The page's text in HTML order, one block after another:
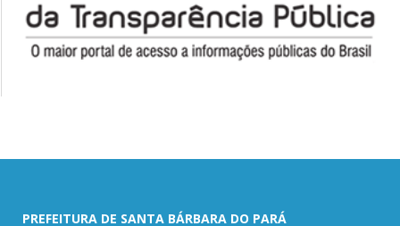
PREFEITURA DE SANTA BÁRBARA DO PARÁ